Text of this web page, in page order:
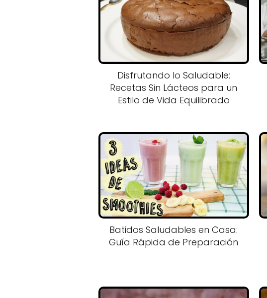
Disfrutando lo Saludable:
Recetas Sin Lácteos para un
Estilo de Vida Equilibrado
Batidos Saludables en Casa:
Guía Rápida de Preparación